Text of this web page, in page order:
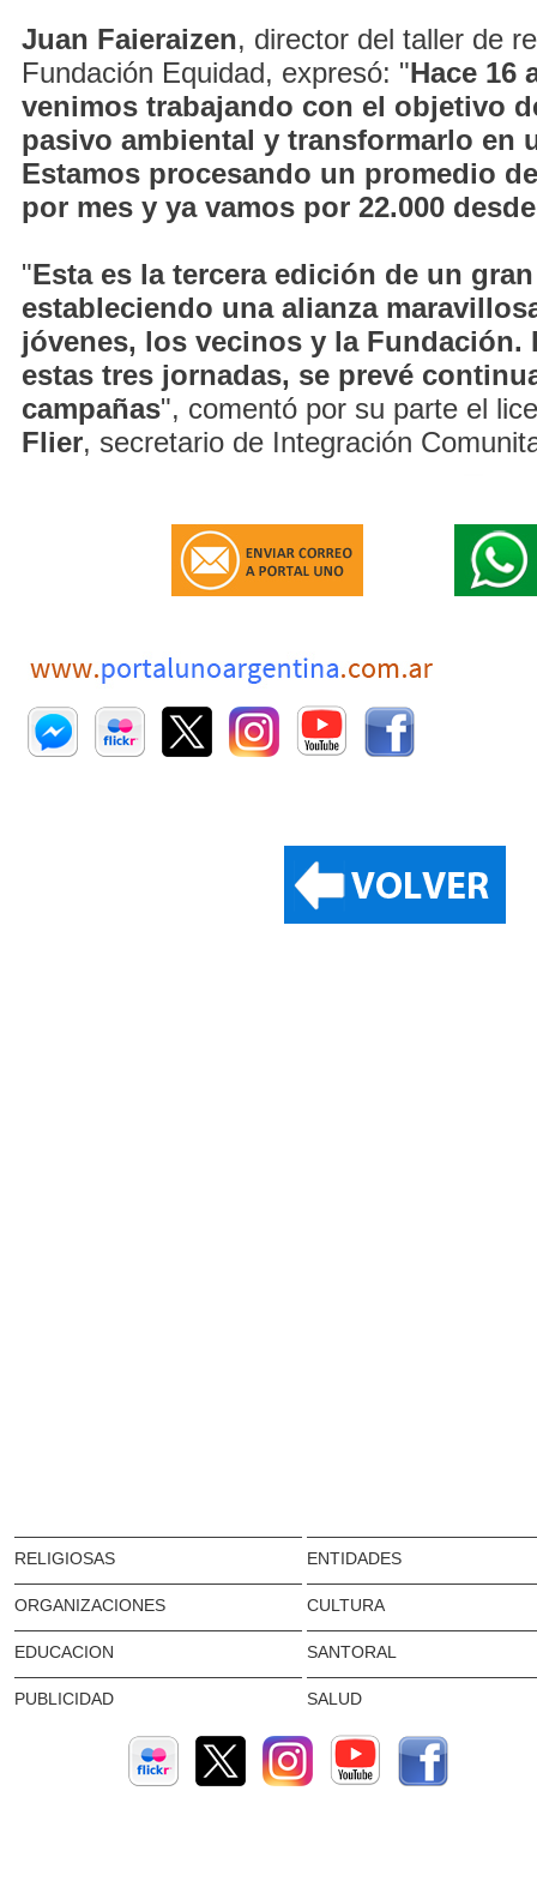
Juan Faieraizen, director del taller de
Fundación Equidad, expresó: "Hace 16
venimos trabajando con el objetivo
pasivo ambiental y transformarlo en
Estamos procesando un promedio
por mes y ya vamos por 22.000
"Esta es la tercera edición de un
estableciendo una alianza
jóvenes, los vecinos y la Fundación.
estas tres jornadas, se prevé
campañas", comentó por su parte el
Flier, secretario de Integración
RELIGIOSAS ENTIDADES
ORGANIZACIONES CULTURA
EDUCACION SANTORAL
PUBLICIDAD SALUD